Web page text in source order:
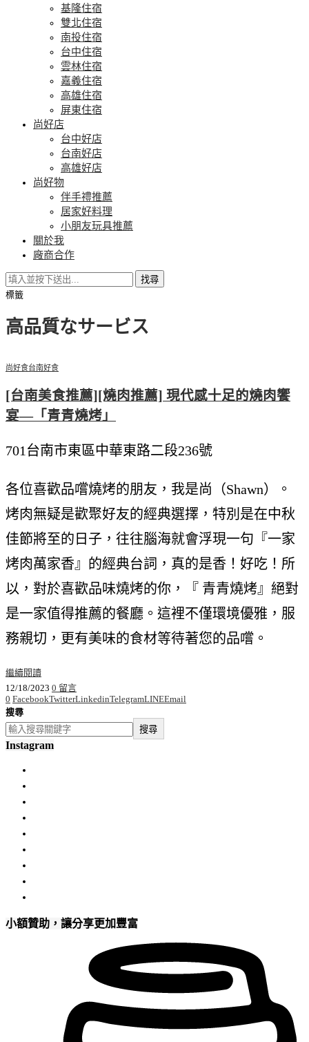
基隆住宿
雙北住宿
南投住宿
台中住宿
雲林住宿
嘉義住宿
高雄住宿
屏東住宿
尚好店
台中好店
台南好店
高雄好店
尚好物
伴手禮推薦
居家好料理
小朋友玩具推薦
關於我
廠商合作
找尋
標籤
高品質なサービス
尚好食台南好食
[台南美食推薦][燒肉推薦] 現代感十足的燒肉饗
宴—「青青燒烤」
701台南市東區中華東路二段236號
各位喜歡品嚐燒烤的朋友，我是尚（Shawn）。
烤肉無疑是歡聚好友的經典選擇，特別是在中秋
佳節將至的日子，往往腦海就會浮現一句『一家
烤肉萬家香』的經典台詞，真的是香！好吃！所
以，對於喜歡品味燒烤的你，『 青青燒烤』絕對
是一家值得推薦的餐廳。這裡不僅環境優雅，服
務親切，更有美味的食材等待著您的品嚐。
繼續閱讀
12/18/2023 0 留言
0 FacebookTwitterLinkedinTelegramLINEEmail
搜尋
搜尋
Instagram
小額贊助，讓分享更加豐富